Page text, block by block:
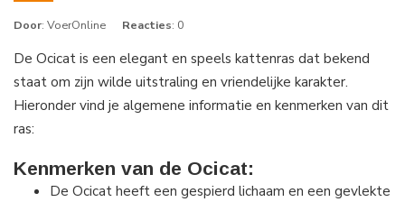
Door: VoerOnline Reacties: 0
De Ocicat is een elegant en speels kattenras dat bekend
staat om zijn wilde uitstraling en vriendelijke karakter.
Hieronder vind je algemene informatie en kenmerken van dit
ras:
Kenmerken van de Ocicat:
De Ocicat heeft een gespierd lichaam en een gevlekte